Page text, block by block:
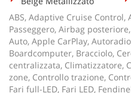
ABS, Adaptive Cruise
Passeggero, Airbag
Auto, Apple CarPlay,
Boardcomputer, Bracciolo,
centralizzata, Climatizzatore,
zone, Controllo trazione,
Fari full-LED, Fari LED,